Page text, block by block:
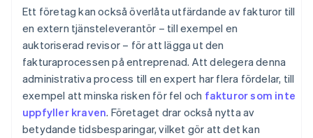
Ett företag kan också överlåta utfärdande av fakturor till
en extern tjänsteleverantör – till exempel en
auktoriserad revisor – för att lägga ut den
fakturaprocessen på entreprenad. Att delegera denna
administrativa process till en expert har flera fördelar, till
exempel att minska risken för fel och fakturor som inte
uppfyller kraven. Företaget drar också nytta av
betydande tidsbesparingar, vilket gör att det kan